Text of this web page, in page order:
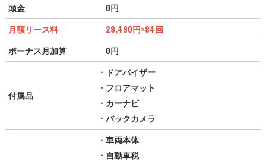
頭金
0円
月額リース料
28,490円×84回
ボーナス月加算
0円
付属品
・ドアバイザー
・フロアマット
・カーナビ
・バックカメラ
・車両本体
・自動車税